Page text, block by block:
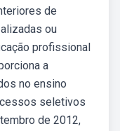
de
ou
profissional
a
no ensino
seletivos
de 2012,